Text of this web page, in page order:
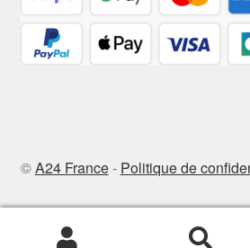
©A24 France- Politique de
Recherche
Recherche